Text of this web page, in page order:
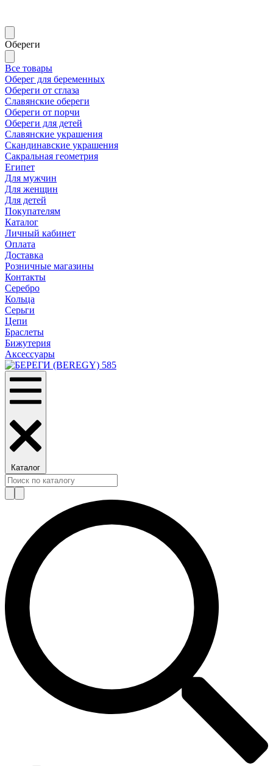
Обереги
Все товары
Оберег для беременных
Обереги от сглаза
Славянские обереги
Обереги от порчи
Обереги для детей
Славянские украшения
Скандинавские украшения
Сакральная геометрия
Египет
Для мужчин
Для женщин
Для детей
Покупателям
Каталог
Личный кабинет
Оплата
Доставка
Розничные магазины
Контакты
Серебро
Кольца
Серьги
Цепи
Браслеты
Бижутерия
Аксессуары
Каталог